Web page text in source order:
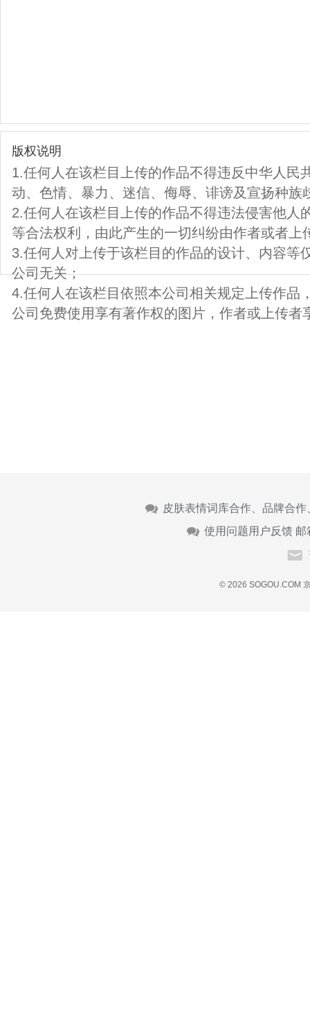
版权说明
1.任何人在该栏目上传的作品不得违反中华人民
动、色情、暴力、迷信、侮辱、诽谤及宣扬种族
2.任何人在该栏目上传的作品不得违法侵害他人
等合法权利，由此产生的一切纠纷由作者或者上
3.任何人对上传于该栏目的作品的设计、内容等
公司无关；
4.任何人在该栏目依照本公司相关规定上传作品
公司免费使用享有著作权的图片，作者或上传者
皮肤表情词库合作、品牌合
使用问题用户反馈 邮
© 2026 SOGOU.COM